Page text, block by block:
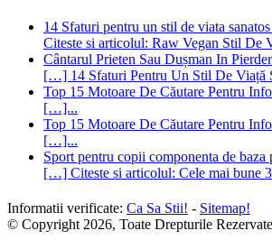
14 Sfaturi pentru un stil de viata
Citeste si articolul: Raw Vegan Stil De
Cântarul Prieten Sau Dușman In
[…] 14 Sfaturi Pentru Un Stil De Viață
Top 15 Motoare De Căutare Pentru
[…]...
Top 15 Motoare De Căutare Pentru
[…]...
Sport pentru copii componenta de baza
[…] Citeste si articolul: Cele mai bune
Informatii verificate: Ca Sa Stii! - Sitemap!
© Copyright 2026, Toate Drepturile